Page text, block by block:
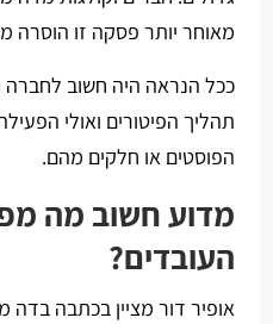
מאוחר יותר פסקה זו הוסרה
ככל הנראה היה חשוב
תהליך הפיטורים ואולי
הפוסטים או חלקים מהם.
מדוע חשוב מה
העובדים?
אופיר דור מציין בכתבה